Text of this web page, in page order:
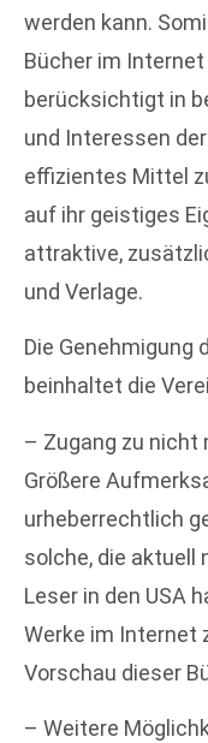
werden kann.
Bücher im
berücksichtigt in
und Interessen
effizientes Mittel
auf ihr geistiges
attraktive,
und Verlage.
Die Genehmigung
beinhaltet die
– Zugang zu nicht
Größere
urheberrechtlich
solche, die aktuell
Leser in den USA
Werke im Internet
Vorschau dieser
– Weitere